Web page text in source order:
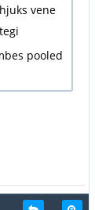
vene
pooled